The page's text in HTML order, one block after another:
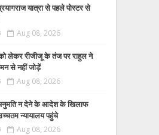
यात्रा से पहले पोस्टर से
Aug 08, 2026
लेकर रीजीजू के तंज पर राहुल ने
से नहीं जोड़ें
Aug 08, 2026
न देने के आदेश के खिलाफ
न्यायालय पहुंचे
Aug 08, 2026